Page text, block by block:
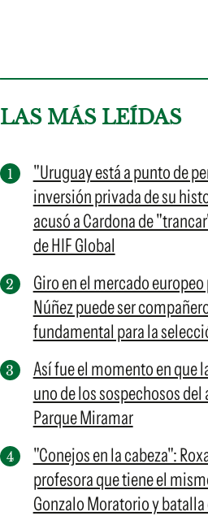
LAS MÁS LEÍDAS
"Uruguay está a punto de
inversión privada de su
acusó a Cardona de
de HIF Global
Giro en el mercado
Núñez puede ser
fundamental para la
Así fue el momento en que
uno de los sospechosos
Parque Miramar
"Conejos en la cabeza":
profesora que tiene el
Gonzalo Moratorio y